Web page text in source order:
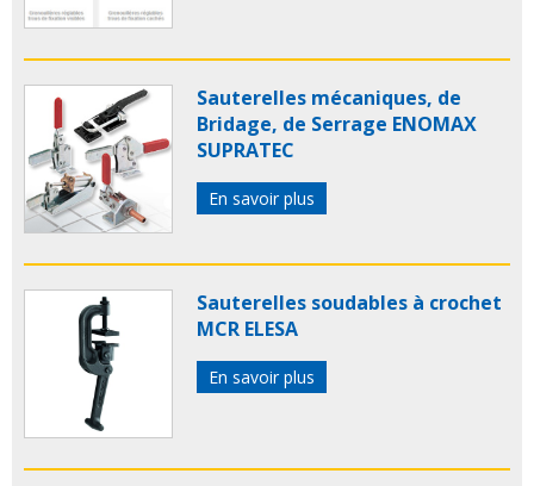
Sauterelles mécaniques, de
Bridage, de Serrage ENOMAX
SUPRATEC
En savoir plus
Sauterelles soudables à crochet
MCR ELESA
En savoir plus